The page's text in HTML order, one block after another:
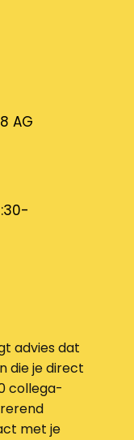
AG
advies dat
die je direct
collega-
met je